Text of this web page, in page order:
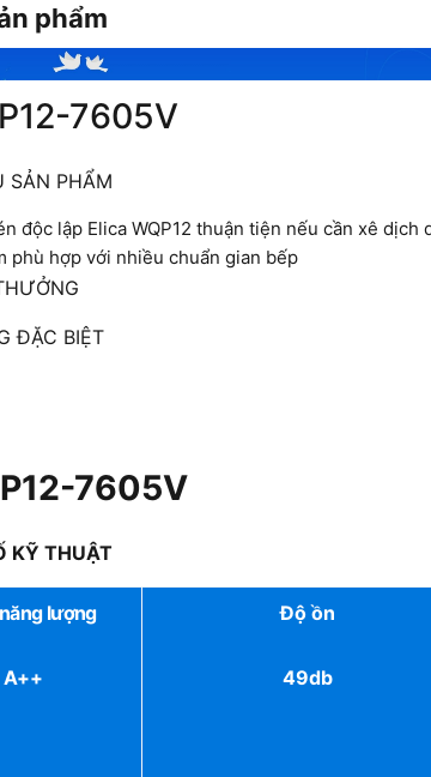
phẩm
7605V
SẢN PHẨM
độc lập Elica WQP12 thuận tiện nếu cần xê
phù hợp với nhiều chuẩn gian bếp
ĐẶC BIỆT
7605V
KỸ THUẬT
lượng
A++
Độ ồn
49db